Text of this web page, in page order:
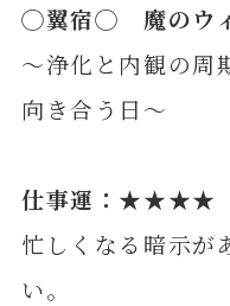
◯翼宿◯ 魔のウ
～浄化と内観の
向き合う日～
仕事運：★★★★
忙しくなる暗示が
い。